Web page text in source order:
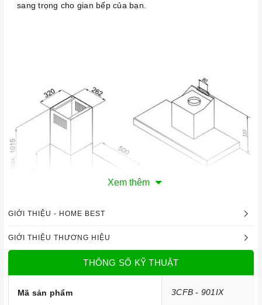
sang trọng cho gian bếp của bạn.
Công nghệ hiện đại
Xem thêm
GIỚI THIỆU - HOME BEST
GIỚI THIỆU THƯƠNG HIỆU
THÔNG SỐ KỸ THUẬT
Mã sản phẩm 3CFB - 901IX